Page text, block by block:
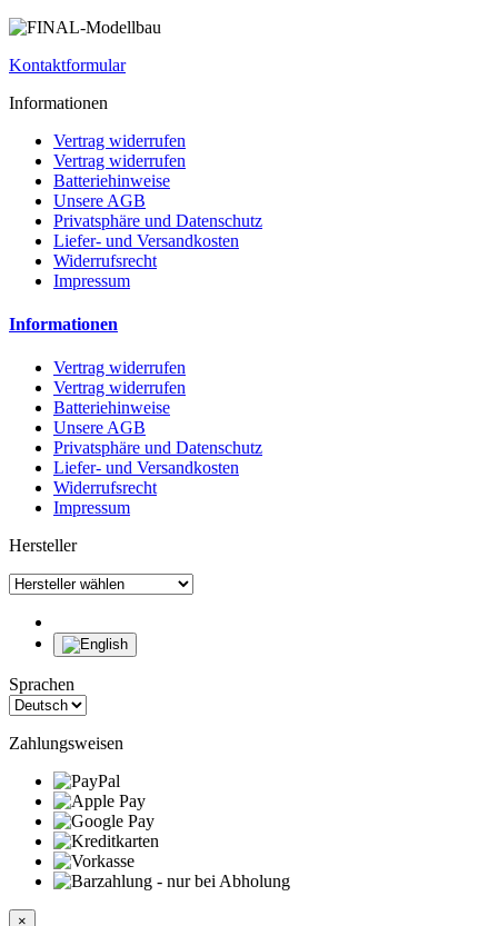
Kontaktformular
Informationen
Vertrag widerrufen
Vertrag widerrufen
Batteriehinweise
Unsere AGB
Privatsphäre und Datenschutz
Liefer- und Versandkosten
Widerrufsrecht
Impressum
Informationen
Vertrag widerrufen
Vertrag widerrufen
Batteriehinweise
Unsere AGB
Privatsphäre und Datenschutz
Liefer- und Versandkosten
Widerrufsrecht
Impressum
Hersteller
Sprachen
Zahlungsweisen
×